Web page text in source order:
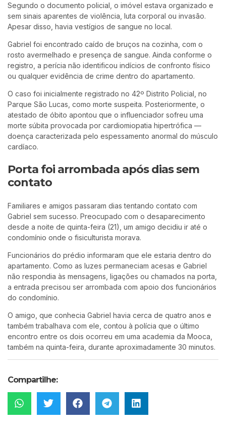
Segundo o documento policial, o imóvel estava organizado e
sem sinais aparentes de violência, luta corporal ou invasão.
Apesar disso, havia vestígios de sangue no local.
Gabriel foi encontrado caído de bruços na cozinha, com o
rosto avermelhado e presença de sangue. Ainda conforme o
registro, a perícia não identificou indícios de confronto físico
ou qualquer evidência de crime dentro do apartamento.
O caso foi inicialmente registrado no 42º Distrito Policial, no
Parque São Lucas, como morte suspeita. Posteriormente, o
atestado de óbito apontou que o influenciador sofreu uma
morte súbita provocada por cardiomiopatia hipertrófica —
doença caracterizada pelo espessamento anormal do músculo
cardíaco.
Porta foi arrombada após dias sem
contato
Familiares e amigos passaram dias tentando contato com
Gabriel sem sucesso. Preocupado com o desaparecimento
desde a noite de quinta-feira (21), um amigo decidiu ir até o
condomínio onde o fisiculturista morava.
Funcionários do prédio informaram que ele estaria dentro do
apartamento. Como as luzes permaneciam acesas e Gabriel
não respondia às mensagens, ligações ou chamados na porta,
a entrada precisou ser arrombada com apoio dos funcionários
do condomínio.
O amigo, que conhecia Gabriel havia cerca de quatro anos e
também trabalhava com ele, contou à polícia que o último
encontro entre os dois ocorreu em uma academia da Mooca,
também na quinta-feira, durante aproximadamente 30 minutos.
Compartilhe: